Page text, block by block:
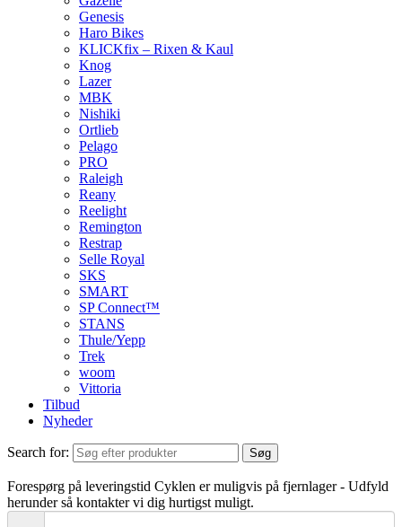
Genesis
Haro Bikes
KLICKfix – Rixen & Kaul
Knog
Lazer
MBK
Nishiki
Ortlieb
Pelago
PRO
Raleigh
Reany
Reelight
Remington
Restrap
Selle Royal
SKS
SMART
SP Connect™
STANS
Thule/Yepp
Trek
woom
Vittoria
Tilbud
Nyheder
Search for: Søg
Forespørg på leveringstid Cyklen er muligvis på fjernlager - Udfyld
herunder så kontakter vi dig hurtigst muligt.